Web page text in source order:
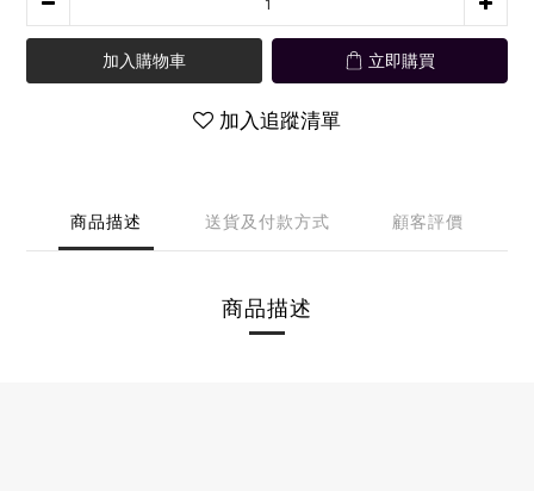
加入購物車 立即購買
加入追蹤清單
商品描述 送貨及付款方式 顧客評價
商品描述